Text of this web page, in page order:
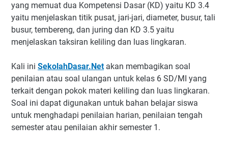
yang memuat dua Kompetensi Dasar (KD) yaitu KD 3.4
yaitu menjelaskan titik pusat, jari-jari, diameter, busur, tali
busur, tembereng, dan juring dan KD 3.5 yaitu
menjelaskan taksiran keliling dan luas lingkaran.
Kali ini SekolahDasar.Netakan membagikan soal
penilaian atau soal ulangan untuk kelas 6 SD/MI yang
terkait dengan pokok materi keliling dan luas lingkaran.
Soal ini dapat digunakan untuk bahan belajar siswa
untuk menghadapi penilaian harian, penilaian tengah
semester atau penilaian akhir semester 1.